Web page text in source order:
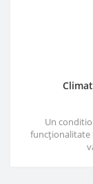
Un
funcționalitate